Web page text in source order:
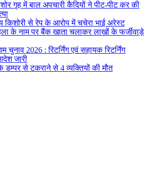
गृह में बाल अपचारी कैदियों ने पीट-पीट कर की
किशोरी से रेप के आरोप में चचेरा भाई अरेस्ट
के नाम पर बैंक खाता चलाकर लाखों के फर्जीवाड़े
चुनाव 2026 : रिटर्निंग एवं सहायक रिटर्निंग
जारी
डम्पर से टकराने से 4 व्यक्तियों की मौत